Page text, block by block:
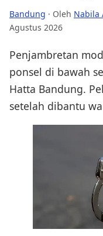
Bandung · Oleh Nabila
Agustus 2026
Penjambretan
ponsel di bawah
Hatta Bandung.
setelah dibantu